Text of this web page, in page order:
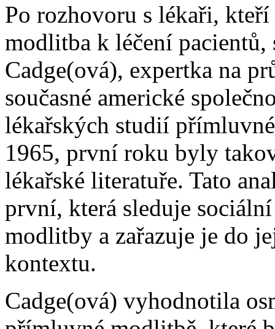
Po rozhovoru s lékaři,
modlitba k léčení pacientů,
Cadge(ová), expertka na
současné americké
lékařských studií
1965, první roku byly
lékařské literatuře. Tato
první, která sleduje
modlitby a zařazuje je do
kontextu.
Cadge(ová) vyhodnotila